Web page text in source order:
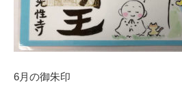
6月の御朱印